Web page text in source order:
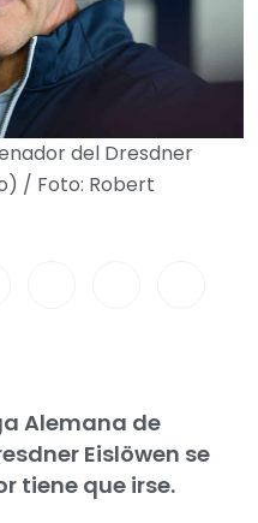
del Dresdner
/ Foto: Robert
Alemana de
Eislöwen se
tiene que irse.